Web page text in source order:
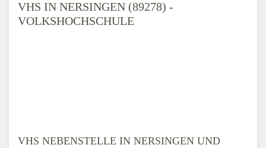
VHS IN NERSINGEN (89278) -
VOLKSHOCHSCHULE
VHS NEBENSTELLE IN NERSINGEN UND